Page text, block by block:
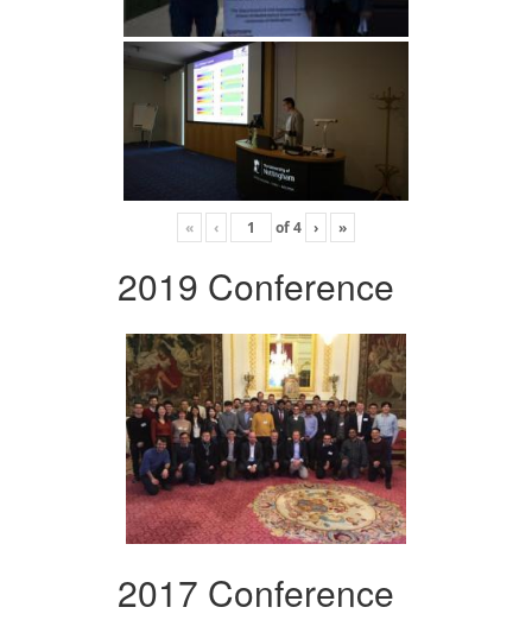
« ‹ of4 › »
2019 Conference
2017 Conference